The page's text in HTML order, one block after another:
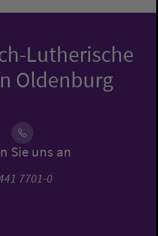
Lutherische
Oldenburg
Sie uns an
7701-0